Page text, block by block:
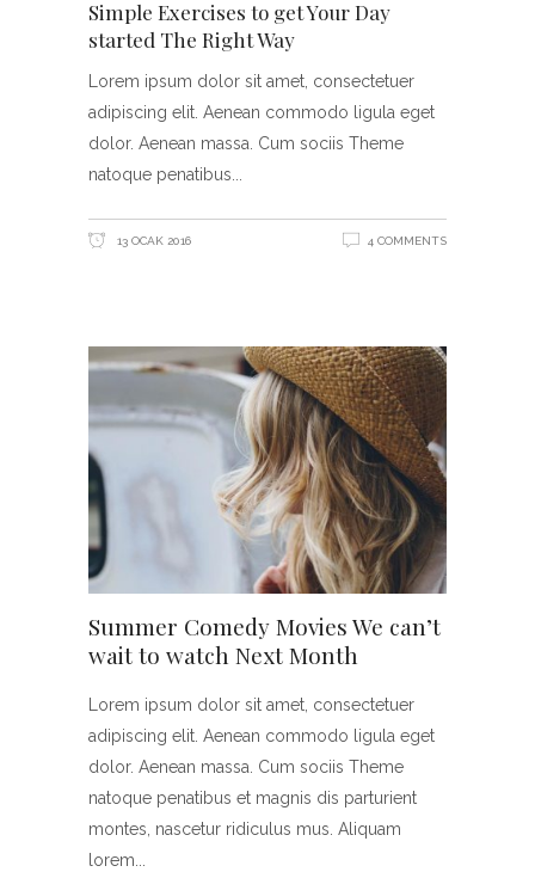
Simple Exercises to get Your Day
started The Right Way
Lorem ipsum dolor sit amet, consectetuer
adipiscing elit. Aenean commodo ligula eget
dolor. Aenean massa. Cum sociis Theme
natoque penatibus
13 OCAK 2016 4 COMMENTS
Summer Comedy Movies We can’t
wait to watch Next Month
Lorem ipsum dolor sit amet, consectetuer
adipiscing elit. Aenean commodo ligula eget
dolor. Aenean massa. Cum sociis Theme
natoque penatibus et magnis dis parturient
montes, nascetur ridiculus mus. Aliquam
lorem